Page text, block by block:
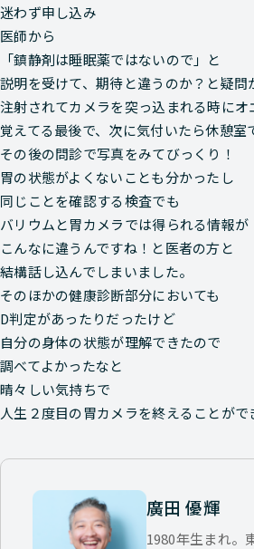
迷わず申し込み
医師から
「鎮静剤は睡眠薬ではないので」と
説明を受けて、期待と違うのか？と疑問
注射されてカメラを突っ込まれる時に
覚えてる最後で、次に気付いたら休憩室
その後の問診で写真をみてびっくり！
胃の状態がよくないことも分かったし
同じことを確認する検査でも
バリウムと胃カメラでは得られる情報が
こんなに違うんですね！と医者の方と
結構話し込んでしまいました。
そのほかの健康診断部分においても
D判定があったりだったけど
自分の身体の状態が理解できたので
調べてよかったなと
晴々しい気持ちで
人生２度目の胃カメラを終えることがで
廣田 優輝
1980年生まれ。